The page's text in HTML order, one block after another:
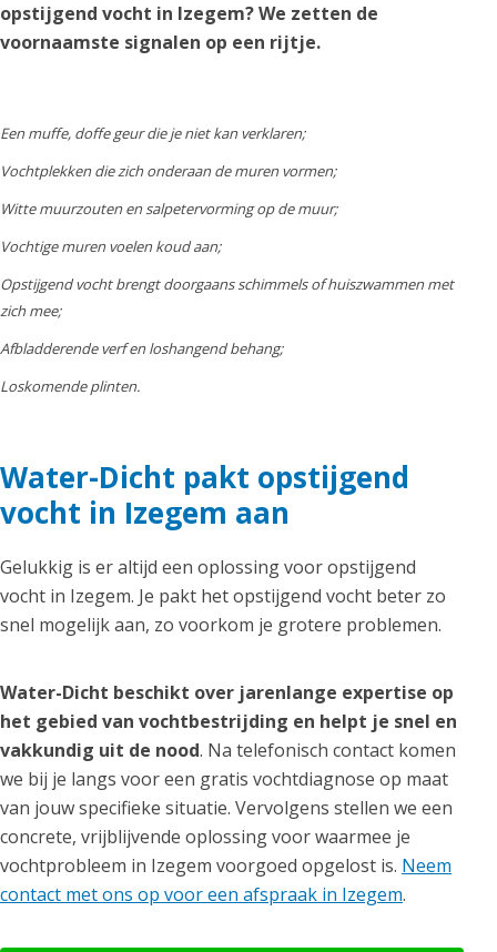
opstijgend vocht in Izegem? We zetten de
voornaamste signalen op een rijtje.
Een muffe, doffe geur die je niet kan verklaren;
Vochtplekken die zich onderaan de muren vormen;
Witte muurzouten en salpetervorming op de muur;
Vochtige muren voelen koud aan;
Opstijgend vocht brengt doorgaans schimmels of huiszwammen met
zich mee;
Afbladderende verf en loshangend behang;
Loskomende plinten.
Water-Dicht pakt opstijgend
vocht in Izegem aan
Gelukkig is er altijd een oplossing voor opstijgend
vocht in Izegem. Je pakt het opstijgend vocht beter zo
snel mogelijk aan, zo voorkom je grotere problemen.
Water-Dicht beschikt over jarenlange expertise op
het gebied van vochtbestrijding en helpt je snel en
vakkundig uit de nood. Na telefonisch contact komen
we bij je langs voor een gratis vochtdiagnose op maat
van jouw specifieke situatie. Vervolgens stellen we een
concrete, vrijblijvende oplossing voor waarmee je
vochtprobleem in Izegem voorgoed opgelost is. Neem
contact met ons op voor een afspraak in Izegem.